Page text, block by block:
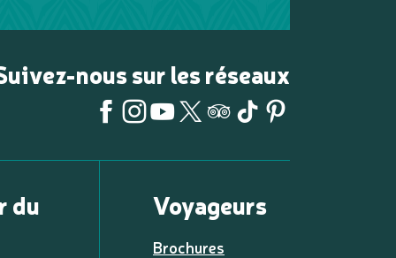
nous sur les réseaux
du
Voyageurs
Brochures